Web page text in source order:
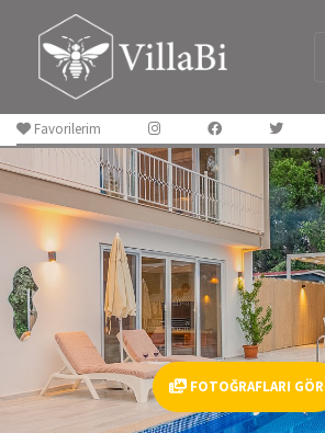
Favorilerim
FOTOĞRAFLARI GÖR